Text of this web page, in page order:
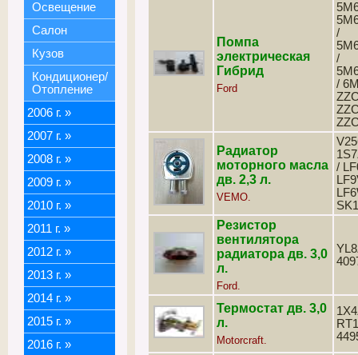
Освещение
Салон
Кузов
Кондиционер/
Отопление
2006 г. »
2007 г. »
2008 г. »
2009 г. »
2010 г. »
2011 г. »
2012 г. »
2013 г. »
2014 г. »
2015 г. »
2016 г. »
Помпа
электрическая
Гибрид
Ford
/
/
/
Радиатор
моторного масла
дв. 2,3 л.
VEMO.
/
Резистор
вентилятора
радиатора дв. 3,0
л.
Ford.
Термостат дв. 3,0
л.
Motorcraft.